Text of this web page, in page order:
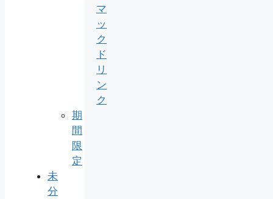
マ
ッ
ク
ド
リ
ン
ク
期
間
限
定
未
分